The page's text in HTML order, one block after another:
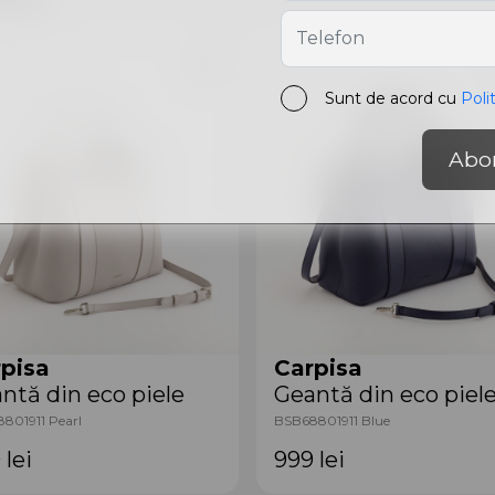
din eco piele
Pearl
lei
Carpisa
Geantă din eco piele
BSB68801911 Blue
999 lei
Sunt de acord cu